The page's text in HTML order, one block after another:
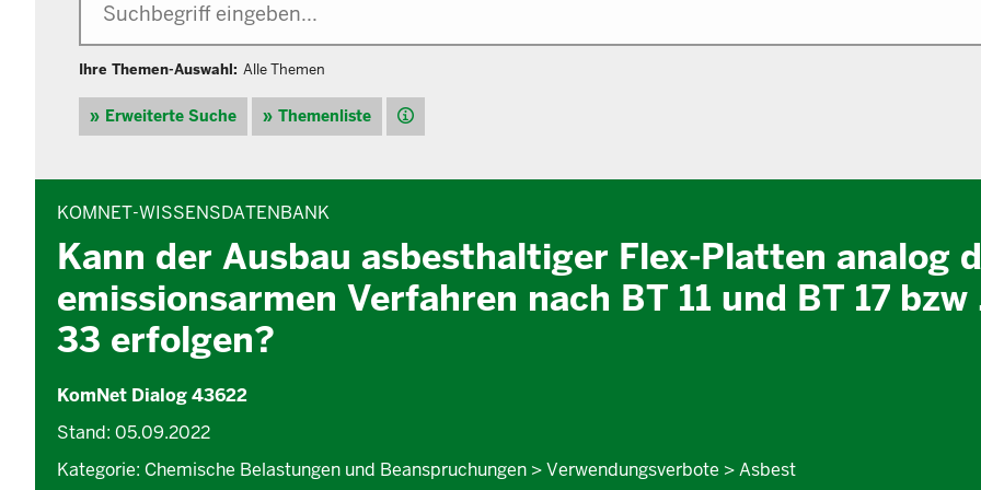
Ihre Themen-Auswahl: Alle Themen
Erweiterte Suche Themenliste Hilfe
KOMNET-WISSENSDATENBANK
Kann der Ausbau asbesthaltiger Flex-Platten analog
emissionsarmen Verfahren nach BT 11 und BT 17 bzw
33 erfolgen?
KomNet Dialog 43622
Stand: 05.09.2022
Kategorie: Chemische Belastungen und Beanspruchungen > Verwendungsverbote > Asbest